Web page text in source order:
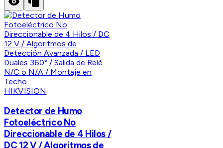
HIKVISION
Detector de Humo
Fotoeléctrico No
Direccionable de 4 Hilos /
DC 12 V / Algoritmos de